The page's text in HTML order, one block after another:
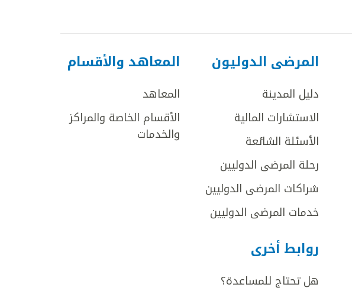
المرضى الدوليون
دليل المدينة
الاستشارات المالية
الأسئلة الشائعة
رحلة المرضى الدوليين
شراكات المرضى الدوليين
خدمات المرضى الدوليين
المعاهد والأقسام
المعاهد
الأقسام الخاصة والمراكز
والخدمات
روابط أخرى
هل تحتاج للمساعدة؟